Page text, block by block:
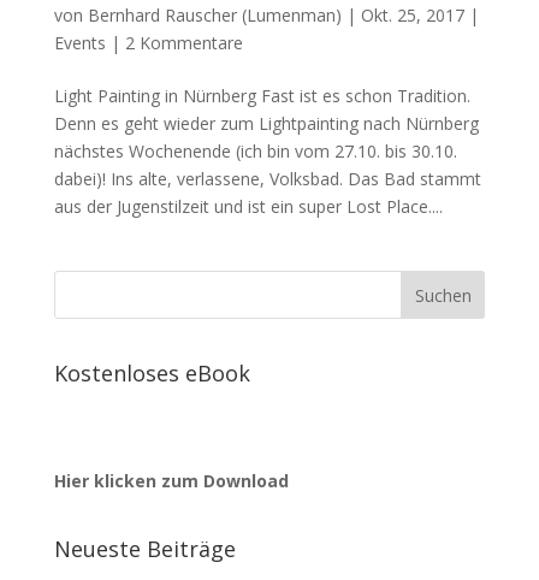
von Bernhard Rauscher (Lumenman) | Okt. 25, 2017|
Events | 2 Kommentare
Light Painting in Nürnberg Fast ist es schon Tradition.
Denn es geht wieder zum Lightpainting nach Nürnberg
nächstes Wochenende (ich bin vom 27.10. bis 30.10.
dabei)! Ins alte, verlassene, Volksbad. Das Bad stammt
aus der Jugenstilzeit und ist ein super Lost Place....
Kostenloses eBook
Hier klicken zum Download
Neueste Beiträge